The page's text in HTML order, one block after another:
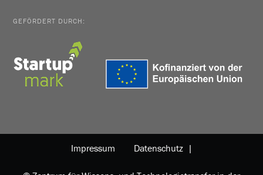
GEFÖRDERT DURCH:
Impressum Datenschutz |